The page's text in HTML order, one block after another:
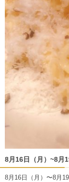
8月16日（月）~8月
8月16日（月）〜8月19